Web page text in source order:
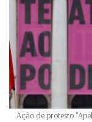
Ação de protesto